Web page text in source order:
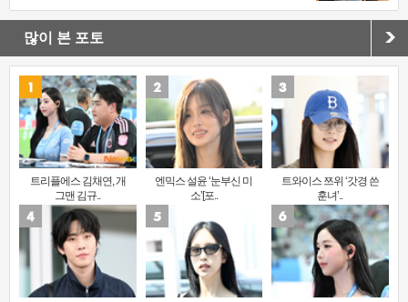
많이 본 포토
트리플에스 김채연, 개
그맨 김규..
엔믹스 설윤 ‘눈부신 미
소’[포..
트와이스 쯔위 ‘갓경 쓴
훈녀’..